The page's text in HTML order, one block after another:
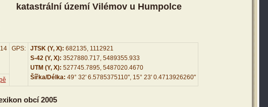
katastrální území Vilémov u Humpolce
GPS: JTSK (Y, X): 682135, 1112921
S-42 (Y, X): 3527880.717, 5489355.933
UTM (Y, X): 527745.7895, 5487020.4670
Šířka/Délka: 49° 32' 6.5785375110", 15° 23' 0.4713926260"
obcí 2005